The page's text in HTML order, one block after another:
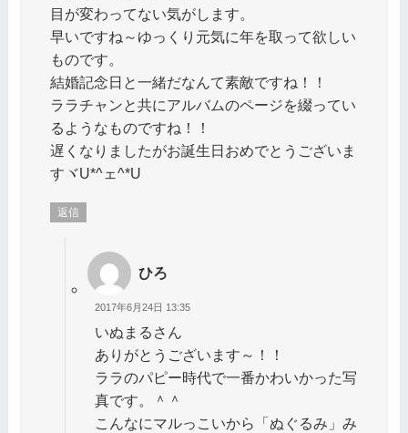
目が変わってない気がします。
早いですね～ゆっくり元気に年を取って欲しい
ものです。
結婚記念日と一緒だなんて素敵ですね！！
ララチャンと共にアルバムのページを綴ってい
るようなものですね！！
遅くなりましたがお誕生日おめでとうございま
すヾU*^ェ^*Uゝ
返信
ひろ
2017年6月24日 13:35
いぬまるさん
ありがとうございます～！！
ララのパピー時代で一番かわいかった写
真です。＾＾
こんなにマルっこいから「ぬぐるみ」み